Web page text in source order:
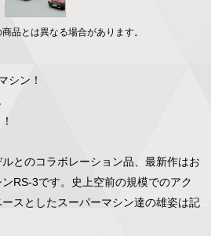
品とは異なる場合があります。
シン！
とのコラボレーション品、最新作はお
RS-3です。史上空前の規模でのアク
スとしたスーパーマシン達の雄姿は記